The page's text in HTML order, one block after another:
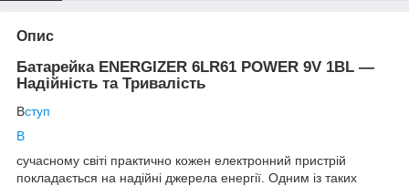
Опис
Батарейка ENERGIZER 6LR61 POWER 9V 1BL —
Надійність та Тривалість
Вступ
В
сучасному світі практично кожен електронний пристрій
покладається на надійні джерела енергії. Одним із таких